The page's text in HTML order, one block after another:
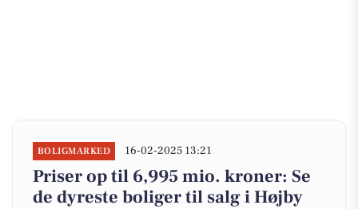
BOLIGMARKED 16-02-2025 13:21
Priser op til 6,995 mio. kroner: Se
de dyreste boliger til salg i Højby